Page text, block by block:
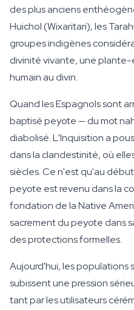
des plus anciens
Huichol (Wixaritari), les
groupes indigènes
divinité vivante, une
humain au divin.
Quand les Espagnols sont
baptisé peyote — du mot
diabolisé. L'Inquisition a
dans la clandestinité, où
siècles. Ce n'est qu'au
peyote est revenu dans la
fondation de la Native
sacrement du peyote dans
des protections formelles.
Aujourd'hui, les populations
subissent une pression
tant par les utilisateurs